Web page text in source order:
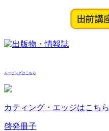
ムービングはこちら
カティング・エッジはこちら
啓発冊子